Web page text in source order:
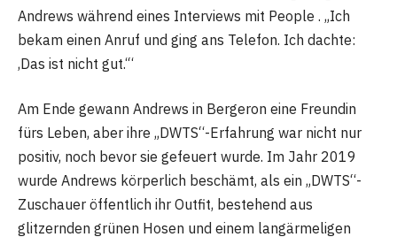
Andrews während eines Interviews mit People . „Ich
bekam einen Anruf und ging ans Telefon. Ich dachte:
‚Das ist nicht gut.‘“
Am Ende gewann Andrews in Bergeron eine Freundin
fürs Leben, aber ihre „DWTS“-Erfahrung war nicht nur
positiv, noch bevor sie gefeuert wurde. Im Jahr 2019
wurde Andrews körperlich beschämt, als ein „DWTS“-
Zuschauer öffentlich ihr Outfit, bestehend aus
glitzernden grünen Hosen und einem langärmeligen